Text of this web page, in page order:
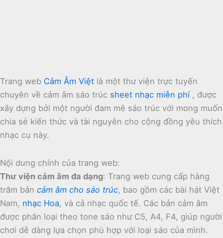
Trang web Cảm Âm Việt là một thư viện trực tuyến
chuyên về cảm âm sáo trúc sheet nhạc miễn phí , được
xây dựng bởi một người đam mê sáo trúc với mong muốn
chia sẻ kiến thức và tài nguyên cho cộng đồng yêu thích
nhạc cụ này.
Nội dung chính của trang web:
Thư viện cảm âm đa dạng: Trang web cung cấp hàng
trăm bản cảm âm cho sáo trúc, bao gồm các bài hát Việt
Nam, nhạc Hoa, và cả nhạc quốc tế. Các bản cảm âm
được phân loại theo tone sáo như C5, A4, F4, giúp người
chơi dễ dàng lựa chọn phù hợp với loại sáo của mình.